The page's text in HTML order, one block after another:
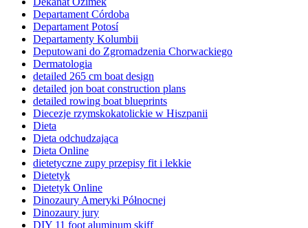
Departament Córdoba
Departament Potosí
Departamenty Kolumbii
Deputowani do Zgromadzenia Chorwackiego
Dermatologia
detailed 265 cm boat design
detailed jon boat construction plans
detailed rowing boat blueprints
Diecezje rzymskokatolickie w Hiszpanii
Dieta
Dieta odchudzająca
Dieta Online
dietetyczne zupy przepisy fit i lekkie
Dietetyk
Dietetyk Online
Dinozaury Ameryki Północnej
Dinozaury jury
DIY 11 foot aluminum skiff